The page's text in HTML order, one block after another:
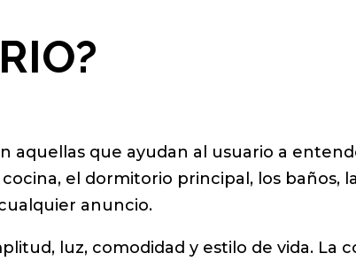
aquellas que ayudan al usuario a
el dormitorio principal, los baños, la
anuncio.
luz, comodidad y estilo de vida. La